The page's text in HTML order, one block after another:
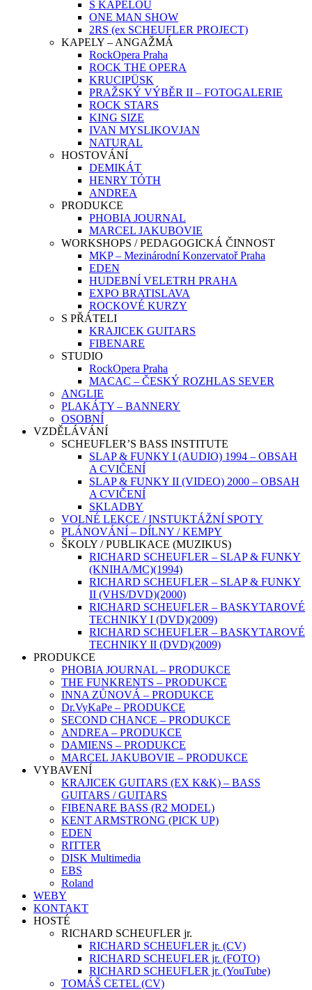
S KAPELOU
ONE MAN SHOW
2RS (ex SCHEUFLER PROJECT)
KAPELY – ANGAŽMÁ
RockOpera Praha
ROCK THE OPERA
KRUCIPÜSK
PRAŽSKÝ VÝBĚR II – FOTOGALERIE
ROCK STARS
KING SIZE
IVAN MYSLIKOVJAN
NATURAL
HOSTOVÁNÍ
DEMIKÁT
HENRY TÓTH
ANDREA
PRODUKCE
PHOBIA JOURNAL
MARCEL JAKUBOVIE
WORKSHOPS / PEDAGOGICKÁ ČINNOST
MKP – Mezinárodní Konzervatoř Praha
EDEN
HUDEBNÍ VELETRH PRAHA
EXPO BRATISLAVA
ROCKOVÉ KURZY
S PŘÁTELI
KRAJICEK GUITARS
FIBENARE
STUDIO
RockOpera Praha
MACAC – ČESKÝ ROZHLAS SEVER
ANGLIE
PLAKÁTY – BANNERY
OSOBNÍ
VZDĚLÁVÁNÍ
SCHEUFLER’S BASS INSTITUTE
SLAP & FUNKY I (AUDIO) 1994 – OBSAH
A CVIČENÍ
SLAP & FUNKY II (VIDEO) 2000 – OBSAH
A CVIČENÍ
SKLADBY
VOLNÉ LEKCE / INSTUKTÁŽNÍ SPOTY
PLÁNOVÁNÍ – DÍLNY / KEMPY
ŠKOLY / PUBLIKACE (MUZIKUS)
RICHARD SCHEUFLER – SLAP & FUNKY
(KNIHA/MC)(1994)
RICHARD SCHEUFLER – SLAP & FUNKY
II (VHS/DVD)(2000)
RICHARD SCHEUFLER – BASKYTAROVÉ
TECHNIKY I (DVD)(2009)
RICHARD SCHEUFLER – BASKYTAROVÉ
TECHNIKY II (DVD)(2009)
PRODUKCE
PHOBIA JOURNAL – PRODUKCE
THE FUNKRENTS – PRODUKCE
INNA ZŮNOVÁ – PRODUKCE
Dr.VyKaPe – PRODUKCE
SECOND CHANCE – PRODUKCE
ANDREA – PRODUKCE
DAMIENS – PRODUKCE
MARCEL JAKUBOVIE – PRODUKCE
VYBAVENÍ
KRAJICEK GUITARS (EX K&K) – BASS
GUITARS / GUITARS
FIBENARE BASS (R2 MODEL)
KENT ARMSTRONG (PICK UP)
EDEN
RITTER
DISK Multimedia
EBS
Roland
WEBY
KONTAKT
HOSTÉ
RICHARD SCHEUFLER jr.
RICHARD SCHEUFLER jr. (CV)
RICHARD SCHEUFLER jr. (FOTO)
RICHARD SCHEUFLER jr. (YouTube)
TOMÁŠ CETEL (CV)